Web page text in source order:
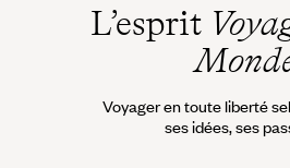
L’esprit
Voyager en toute liberté
ses idées, ses